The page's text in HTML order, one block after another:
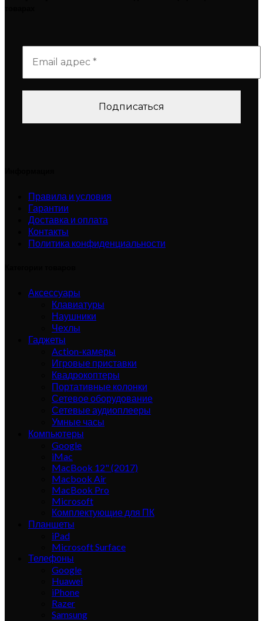
Правила и условия
Гарантии
Доставка и оплата
Контакты
Политика конфиденциальности
Аксессуары
Клавиатуры
Наушники
Чехлы
Гаджеты
Action-камеры
Игровые приставки
Квадрокоптеры
Портативные колонки
Сетевое оборудование
Сетевые аудиоплееры
Умные часы
Компьютеры
Google
iMac
MacBook 12" (2017)
Macbook Air
MacBook Pro
Microsoft
Комплектующие для ПК
Планшеты
iPad
Microsoft Surface
Телефоны
Google
Huawei
iPhone
Razer
Samsung